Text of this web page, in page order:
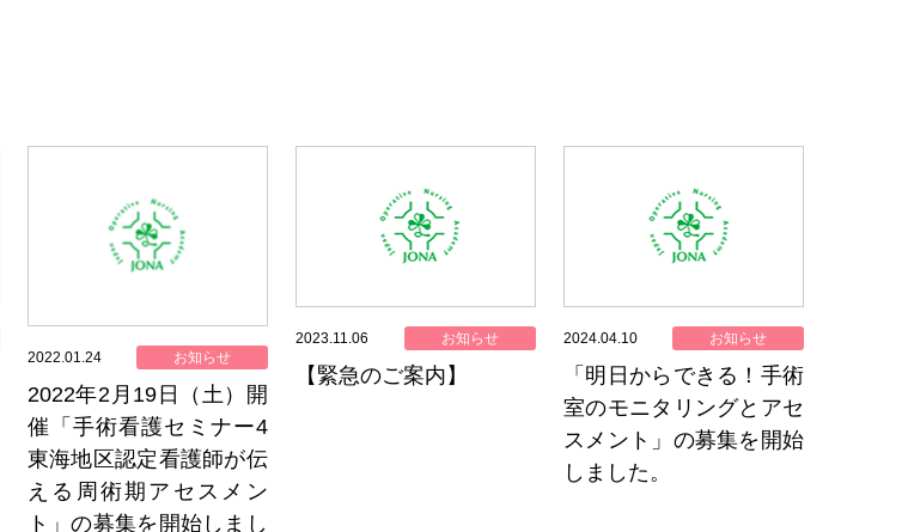
2022.01.24 お知らせ
2022年2月19日（土）開
催「手術看護セミナー4
東海地区認定看護師が伝
える周術期アセスメン
ト」の募集を開始しまし
2023.11.06 お知らせ
【緊急のご案内】
2024.04.10 お知らせ
「明日からできる！手術
室のモニタリングとアセ
スメント」の募集を開始
しました。